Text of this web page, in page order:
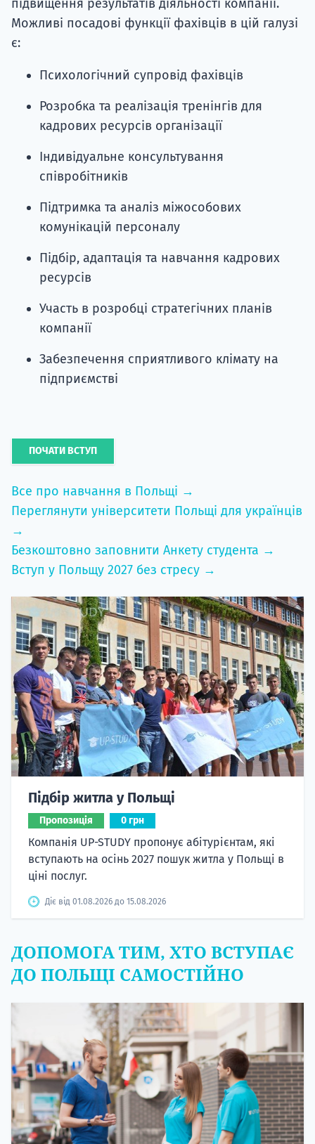
підвищення результатів діяльності компанії.
Можливі посадові функції фахівців в цій галузі
є:
Психологічний супровід фахівців
Розробка та реалізація тренінгів для
кадрових ресурсів організації
Індивідуальне консультування
співробітників
Підтримка та аналіз міжособових
комунікацій персоналу
Підбір, адаптація та навчання кадрових
ресурсів
Участь в розробці стратегічних планів
компанії
Забезпечення сприятливого клімату на
підприємстві
ПОЧАТИ ВСТУП
Все про навчання в Польщі →
Переглянути університети Польщі для українців
→
Безкоштовно заповнити Анкету студента →
Вступ у Польщу 2027 без стресу →
Підбір житла у Польщі
Пропозиція 0 грн
Компанія UP-STUDY пропонує абітурієнтам, які
вступають на осінь 2027 пошук житла у Польщі в
ціні послуг.
Діє від 01.08.2026 до 15.08.2026
ДОПОМОГА ТИМ, ХТО ВСТУПАЄ
ДО ПОЛЬЩІ САМОСТІЙНО